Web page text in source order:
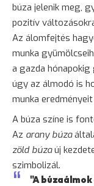
búza jelenik meg,
pozitív
Az álomfejtés
munka
a gazda
úgy az álmodó is
munka
A búza színe is
Az arany búza
zöld búzaúj
szimbolizál.
"A